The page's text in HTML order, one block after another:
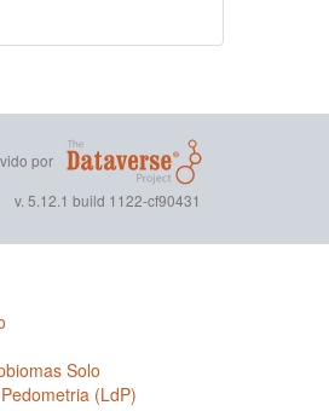
por
v. 5.12.1 build 1122-cf90431
Solo
(LdP)